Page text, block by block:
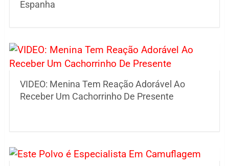
Espanha
VIDEO: Menina Tem Reação Adorável Ao
Receber Um Cachorrinho De Presente